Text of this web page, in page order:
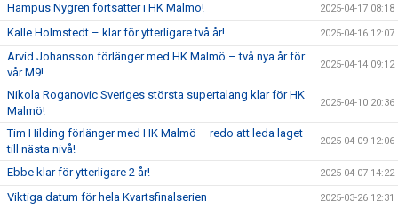
Hampus Nygren fortsätter i HK Malmö! 2025-04-17 08:18
Kalle Holmstedt – klar för ytterligare två år! 2025-04-16 12:07
Arvid Johansson förlänger med HK Malmö – två nya år för
vår M9!
2025-04-14 09:12
Nikola Roganovic Sveriges största supertalang klar för HK
Malmö!
2025-04-10 20:36
Tim Hilding förlänger med HK Malmö – redo att leda laget
till nästa nivå!
2025-04-09 12:06
Ebbe klar för ytterligare 2 år! 2025-04-07 14:22
Viktiga datum för hela Kvartsfinalserien 2025-03-26 12:31